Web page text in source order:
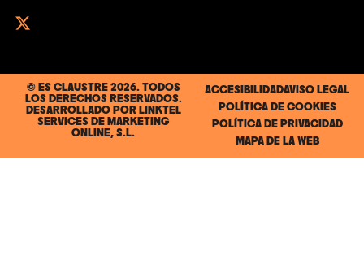
© ES CLAUSTRE 2026. TODOS
LOS DERECHOS RESERVADOS.
DESARROLLADO POR LINKTEL
SERVICES DE MARKETING
ONLINE, S.L.
ACCESIBILIDADAVISO LEGAL
POLÍTICA DE COOKIES
POLÍTICA DE PRIVACIDAD
MAPA DE LA WEB